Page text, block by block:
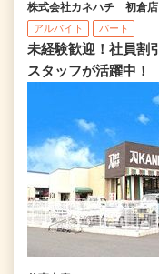
株式会社カネハチ 初倉店
アルバイト パート
未経験歓迎！社員割
スタッフが活躍中！